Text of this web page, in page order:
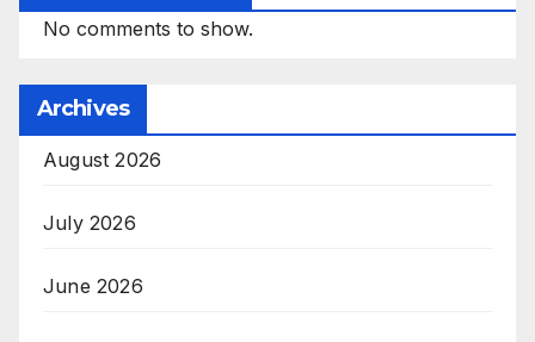
No comments to show.
Archives
August 2026
July 2026
June 2026